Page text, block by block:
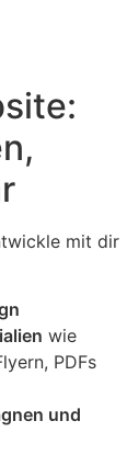
mit dir
wie
PDFs
und